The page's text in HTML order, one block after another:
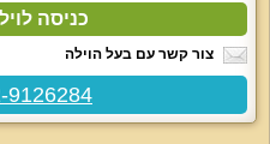
כניסה
צור קשר עם בעל הוילה
052-9126284